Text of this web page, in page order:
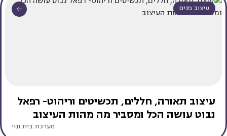
עיצוב פנים
עיצוב תאורה, חללים, תכשיטים וריהוט- רפאל
נבוט עושה הכל ומסביר מה מהות העיצוב
מערכת בית ונוי